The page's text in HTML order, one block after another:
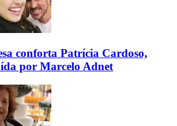
conforta Patrícia Cardoso,
por Marcelo Adnet